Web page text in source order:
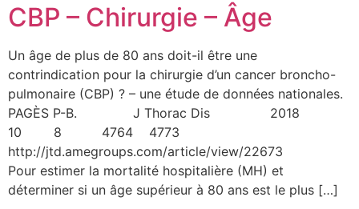
CBP – Chirurgie – Âge
Un âge de plus de 80 ans doit-il être une
contrindication pour la chirurgie d’un cancer broncho-
pulmonaire (CBP) ? – une étude de données nationales.
PAGÈS P-B. J Thorac Dis 2018
10 8 4764 4773
http://jtd.amegroups.com/article/view/22673
Pour estimer la mortalité hospitalière (MH) et
déterminer si un âge supérieur à 80 ans est le plus […]